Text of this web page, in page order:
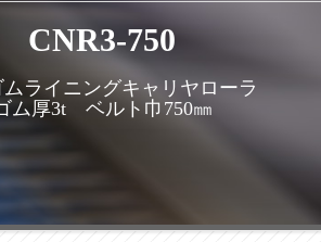
CNR3-750
ライニングキャリヤローラ
ム厚3t ベルト巾750㎜